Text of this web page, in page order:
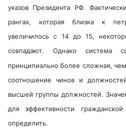
указов Президента РФ.
рангах, которая близка к
увеличилось с 14 до 15,
совпадают. Однако система
принципиально более сложная,
соотношение чинов и
высшей группы должностей.
для эффективности
определить.